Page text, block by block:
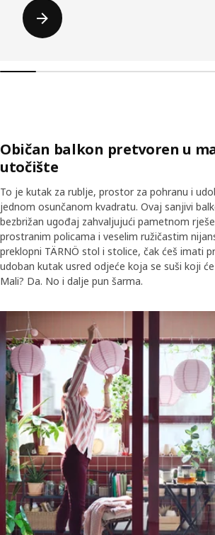
Običan balkon pretvoren u
utočište
To je kutak za rublje, prostor za pohranu i
jednom osunčanom kvadratu. Ovaj sanjivi
bezbrižan ugođaj zahvaljujući pametnom
prostranim policama i veselim ružičastim
preklopni TÄRNÖ stol i stolice, čak ćeš imati
udoban kutak usred odjeće koja se suši koji
Mali? Da. No i dalje pun šarma.